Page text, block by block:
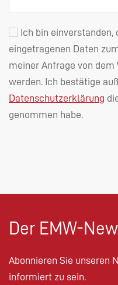
Ich bin
eingetragenen Daten
meiner Anfrage von
werden. Ich bestätige
Datenschutzerklärung
genommen habe.
Der EMW-
Abonnieren Sie unseren
informiert zu sein.